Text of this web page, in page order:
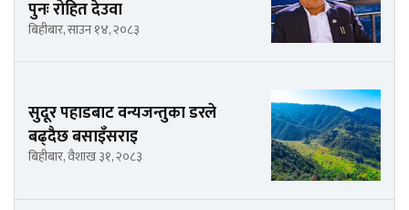
पुनः रोहित देउवा
बिहीबार, साउन १४, २०८३
सुदूर पहाडबाट वन्यजन्तुका डरले
बढ्दैछ बसाइँसराइ
बिहीबार, वैशाख ३१, २०८३